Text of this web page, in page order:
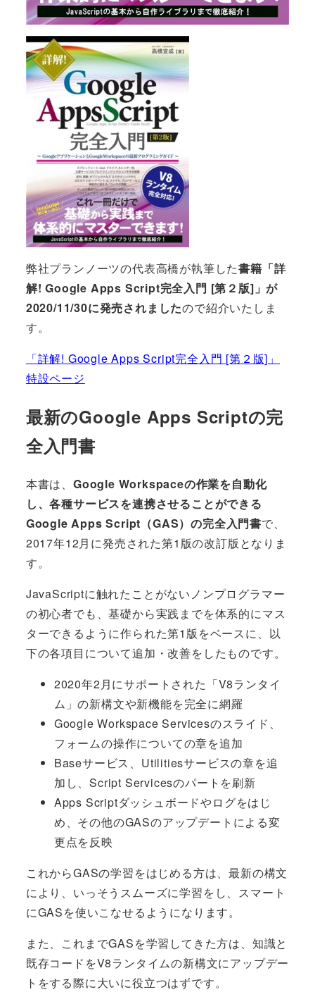
弊社プランノーツの代表高橋が執筆した書籍「詳
解! Google Apps Script完全入門 [第２版]」が
2020/11/30に発売されましたので紹介いたしま
す。
「詳解! Google Apps Script完全入門 [第２版]」
特設ページ
最新のGoogle Apps Scriptの完
全入門書
本書は、 Google Workspaceの作業を自動化
し、各種サービスを連携させることができる
Google Apps Script（GAS）の完全入門書で、
2017年12月に発売された第1版の改訂版となりま
す。
JavaScriptに触れたことがないノンプログラマー
の初心者でも、基礎から実践までを体系的にマス
ターできるように作られた第1版をベースに、以
下の各項目について追加・改善をしたものです。
2020年2月にサポートされた「V8ランタイ
ム」の新構文や新機能を完全に網羅
Google Workspace Servicesのスライド、
フォームの操作についての章を追加
Baseサービス、Utilitiesサービスの章を追
加し、Script Servicesのパートを刷新
Apps Scriptダッシュボードやログをはじ
め、その他のGASのアップデートによる変
更点を反映
これからGASの学習をはじめる方は、最新の構文
により、いっそうスムーズに学習をし、スマート
にGASを使いこなせるようになります。
また、これまでGASを学習してきた方は、知識と
既存コードをV8ランタイムの新構文にアップデー
トをする際に大いに役立つはずです。